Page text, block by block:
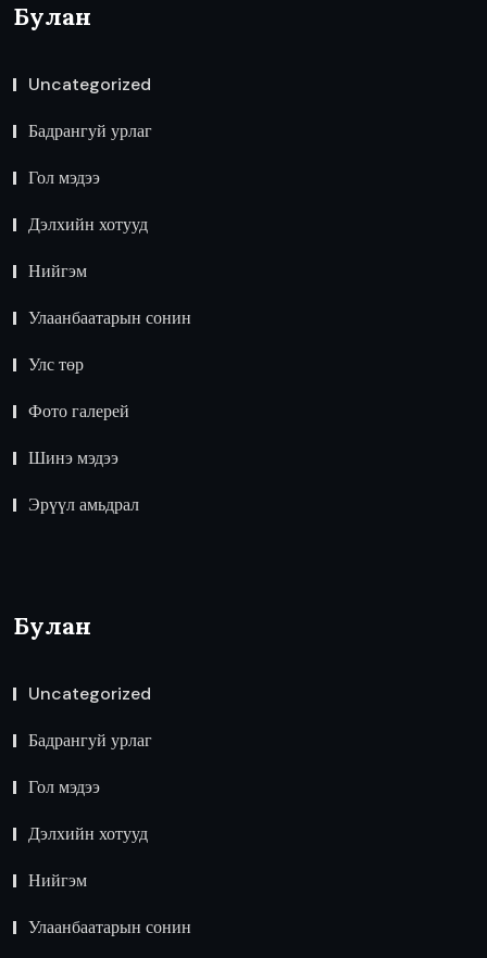
Булан
Uncategorized
Бадрангуй урлаг
Гол мэдээ
Дэлхийн хотууд
Нийгэм
Улаанбаатарын сонин
Улс төр
Фото галерей
Шинэ мэдээ
Эрүүл амьдрал
Булан
Uncategorized
Бадрангуй урлаг
Гол мэдээ
Дэлхийн хотууд
Нийгэм
Улаанбаатарын сонин